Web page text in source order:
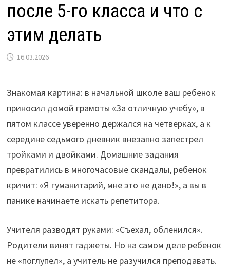
после 5-го класса и что с
этим делать
16.03.2026
Знакомая картина: в начальной школе ваш ребенок
приносил домой грамоты «За отличную учебу», в
пятом классе уверенно держался на четверках, а к
середине седьмого дневник внезапно запестрел
тройками и двойками. Домашние задания
превратились в многочасовые скандалы, ребенок
кричит: «Я гуманитарий, мне это не дано!», а вы в
панике начинаете искать репетитора.
Учителя разводят руками: «Съехал, обленился».
Родители винят гаджеты. Но на самом деле ребенок
не «поглупел», а учитель не разучился преподавать.